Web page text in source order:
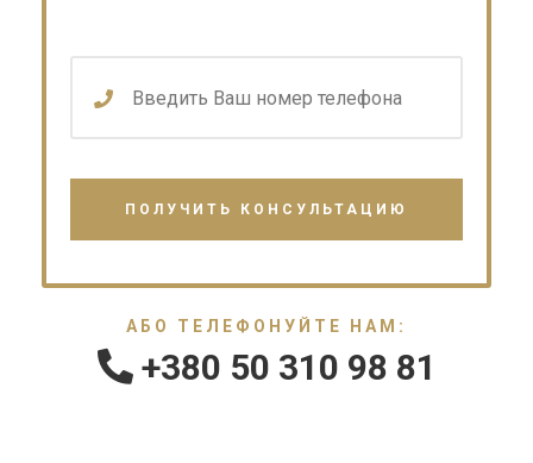
АБО ТЕЛЕФОНУЙТЕ НАМ:
+380 50 310 98 81